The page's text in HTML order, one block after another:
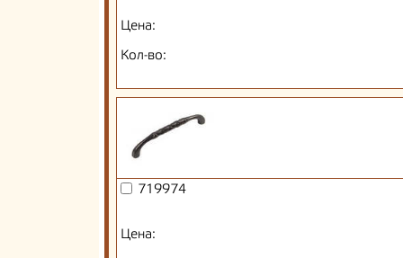
Цена:
Кол-во:
719974
Цена: